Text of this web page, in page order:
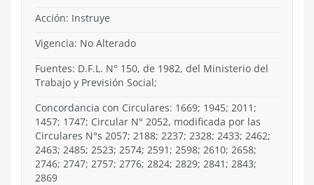
Acción: Instruye
Vigencia: No Alterado
Fuentes: D.F.L. N° 150, de 1982, del Ministerio del
Trabajo y Previsión Social;
Concordancia con Circulares: 1669; 1945; 2011;
1457; 1747; Circular N° 2052, modificada por las
Circulares N°s 2057; 2188; 2237; 2328; 2433; 2462;
2463; 2485; 2523; 2574; 2591; 2598; 2610; 2658;
2746; 2747; 2757; 2776; 2824; 2829; 2841; 2843;
2869